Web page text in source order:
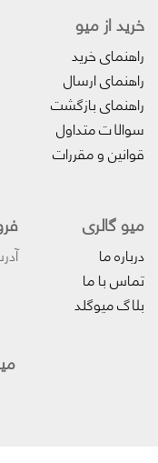
خرید از میو
راهنمای خرید
راهنمای ارسال
راهنمای بازگشت
سوالات متداول
قوانین و مقررات
میو گالری
درباره ما
تماس با ما
بلاگ میوگلد